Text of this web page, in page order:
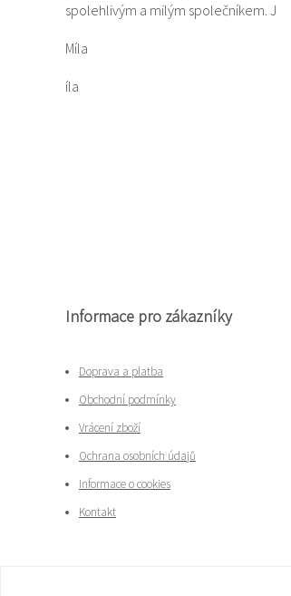
spolehlivým a milým společníkem. J
Míla
íla
Informace pro zákazníky
Doprava a platba
Obchodní podmínky
Vrácení zboží
Ochrana osobních údajů
Informace o cookies
Kontakt